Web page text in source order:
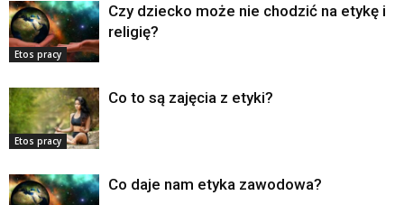
Etos pracy
Czy dziecko może nie chodzić na etykę i
religię?
Etos pracy
Co to są zajęcia z etyki?
Co daje nam etyka zawodowa?